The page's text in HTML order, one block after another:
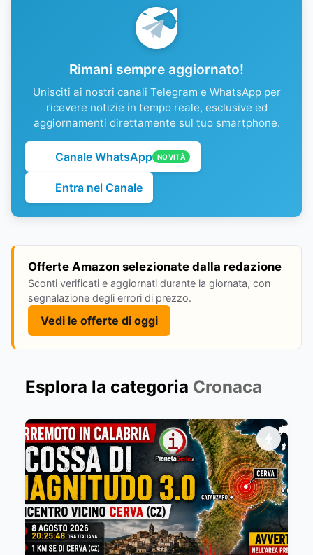
Rimani sempre aggiornato!
Unisciti ai nostri canali Telegram e WhatsApp per
ricevere notizie in tempo reale, esclusive ed
aggiornamenti direttamente sul tuo smartphone.
Canale WhatsApp NOVITÀ
Entra nel Canale
Offerte Amazon selezionate dalla redazione
Sconti verificati e aggiornati durante la giornata, con
segnalazione degli errori di prezzo.
Vedi le offerte di oggi
Esplora la categoria Cronaca